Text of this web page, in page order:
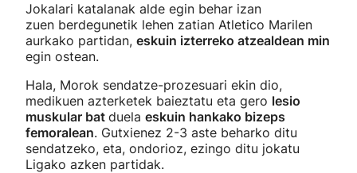
Jokalari katalanak alde egin behar izan
zuen berdegunetik lehen zatian Atletico Marilen
aurkako partidan, eskuin izterreko atzealdean min
egin ostean.
Hala, Morok sendatze-prozesuari ekin dio,
medikuen azterketek baieztatu eta gero lesio
muskular bat duela eskuin hankako bizeps
femoralean. Gutxienez 2-3 aste beharko ditu
sendatzeko, eta, ondorioz, ezingo ditu jokatu
Ligako azken partidak.